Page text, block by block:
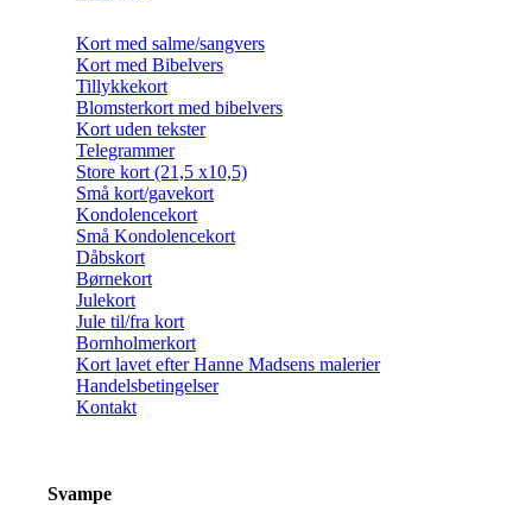
Kort med salme/sangvers
Kort med Bibelvers
Tillykkekort
Blomsterkort med bibelvers
Kort uden tekster
Telegrammer
Store kort (21,5 x10,5)
Små kort/gavekort
Kondolencekort
Små Kondolencekort
Dåbskort
Børnekort
Julekort
Jule til/fra kort
Bornholmerkort
Kort lavet efter Hanne Madsens malerier
Handelsbetingelser
Kontakt
Svampe